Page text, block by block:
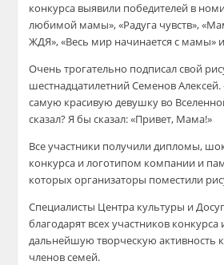
конкурса выявили победителей в
любимой мамы», «Радуга чувств»,
ЖДЯ», «Весь мир начинается с мамы»
Очень трогательно подписал свой
шестнадцатилетний Семенов
самую красивую девушку во
сказал? Я бы сказал: «Привет, Мама!»
Все участники получили дипломы,
конкурса и логотипом компании и
которых организаторы поместили
Специалисты Центра культуры и
благодарят всех участников конкурса
дальнейшую творческую активность
членов семей.